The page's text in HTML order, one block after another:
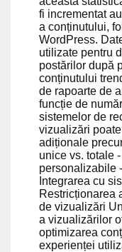
fi incrementat
a conținutului,
WordPress.
utilizate pentru
postărilor după
conținutului
de rapoarte de
funcție de
sistemelor de
vizualizări
adiționale
unice vs. totale
personalizabile
Integrarea cu
Restricționarea
de vizualizări
a vizualizărilor
optimizarea
experienței